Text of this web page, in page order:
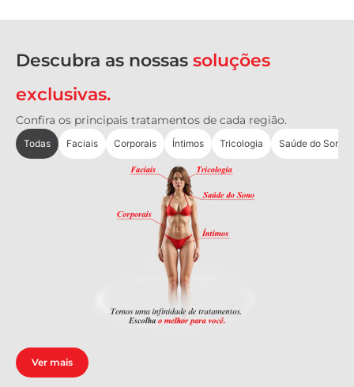
Descubra as nossas soluções
exclusivas.
Confira os principais tratamentos de cada região.
Todas Faciais Corporais Íntimos Tricologia Saúde do Sono
Ver mais